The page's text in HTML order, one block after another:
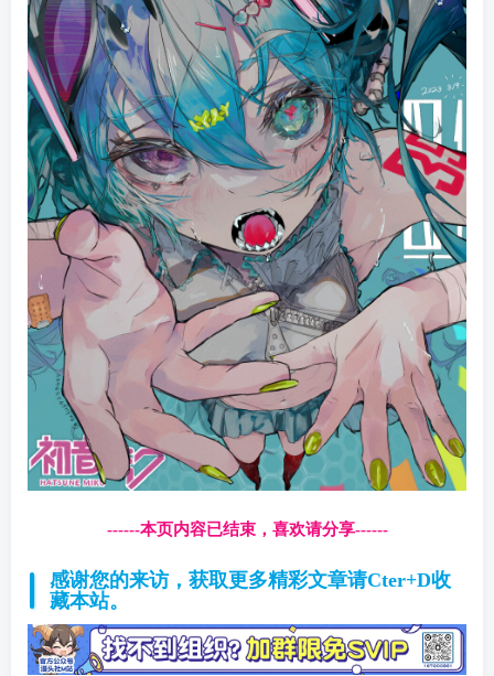
------本页内容已结束，喜欢请分享------
感谢您的来访，获取更多精彩文章请Cter+D收
藏本站。